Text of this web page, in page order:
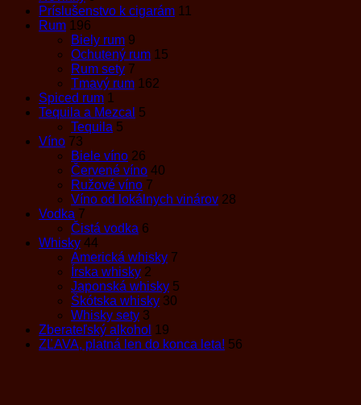
Príslušenstvo k cigarám 11
Rum 196
Biely rum 9
Ochutený rum 15
Rum sety 7
Tmavý rum 162
Spiced rum 1
Tequila a Mezcal 5
Tequila 5
Víno 73
Biele víno 26
Červené víno 40
Ružové víno 7
Víno od lokálnych vinárov 28
Vodka 7
Čistá vodka 6
Whisky 44
Americká whisky 7
Írska whisky 2
Japonská whisky 5
Škótska whisky 30
Whisky sety 3
Zberateľský alkohol 19
ZĽAVA, platná len do konca leta! 56